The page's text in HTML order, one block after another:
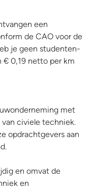
een
de CAO voor de
je geen studenten-
€ 0,19 netto per km
met
civiele techniek.
opdrachtgevers aan
en omvat de
en